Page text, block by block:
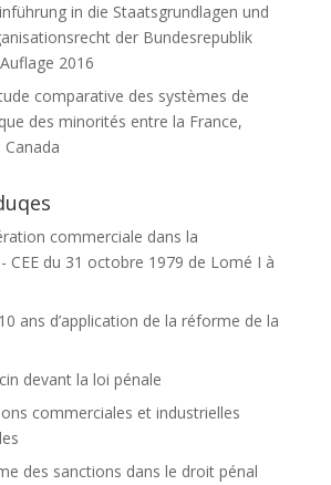
in die Staatsgrundlagen und
der Bundesrepublik
2016
comparative des systèmes de
des minorités entre la France,
Canada
commerciale dans la
CEE du 31 octobre 1979 de Lomé I à
ans d’application de la réforme de la
devant la loi pénale
commerciales et industrielles
des sanctions dans le droit pénal